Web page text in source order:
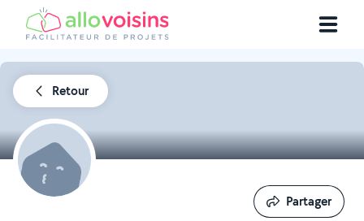
Retour
Partager
Partager